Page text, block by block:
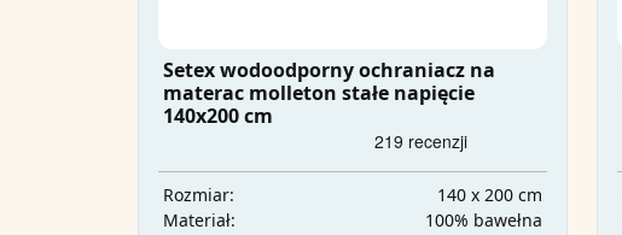
Setex wodoodporny ochraniacz na
materac molleton stałe napięcie
140x200 cm
Rozmiar:
140 x 200 cm
Materiał:
100% bawełna